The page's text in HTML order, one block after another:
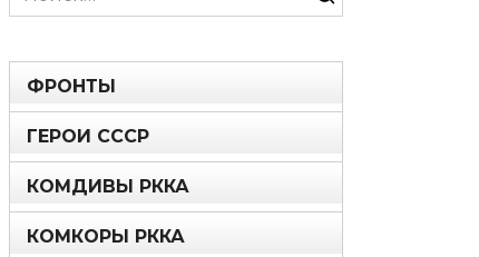
for:
ФРОНТЫ
ГЕРОИ СССР
КОМДИВЫ РККА
КОМКОРЫ РККА